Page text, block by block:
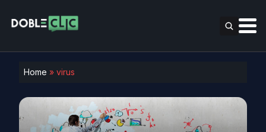
Home » virus